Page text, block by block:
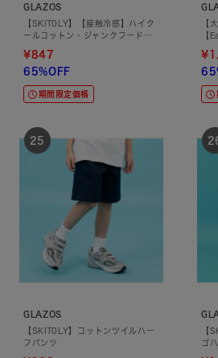
GLAZOS
【SKIT0LY】【接触冷感】ハイク
ールコットン・ジャンクフードプ
¥847
65%OFF
期間限定価格
【
【
GLAZOS
【SKIT0LY】コットンツイルハー
フパンツ
【
ゴ